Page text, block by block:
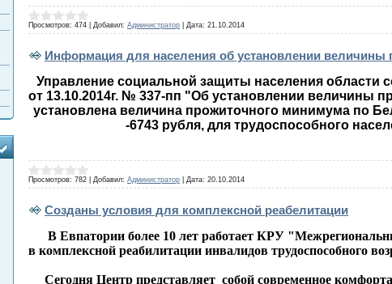
Просмотров: 474 Добавил: Администратор Дата: 21.10.2014
Информация для населения об установлении величины
Управление социальной защиты населения области
от 13.10.2014г. № 337-пп "Об установлении величины
установлена величина прожиточного минимума по
-6743 рубля, для трудоспособного
Просмотров: 782 Добавил: Администратор Дата: 20.10.2014
Созданы условия для комплексной реабелитации
В Евпатории более 10 лет работает КРУ
в комплексной реабилитации инвалидов трудоспособного
Сегодня Центр представляет собой современное